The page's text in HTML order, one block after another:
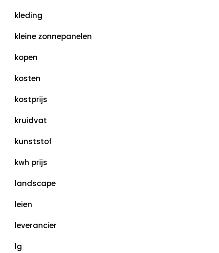
kleding
kleine zonnepanelen
kopen
kosten
kostprijs
kruidvat
kunststof
kwh prijs
landscape
leien
leverancier
lg